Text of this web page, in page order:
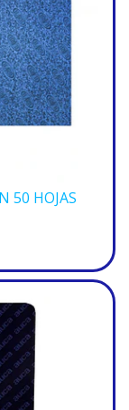
50 HOJAS